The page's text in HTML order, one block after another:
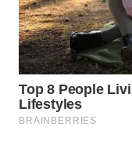
NIAS
WN
LANGKAT
WN
TAPANULI